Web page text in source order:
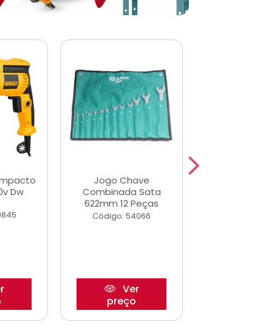
Dw
Jogo Chave
Combinada Sata
622mm 12 Peças
Código: 54066
Ver
preço